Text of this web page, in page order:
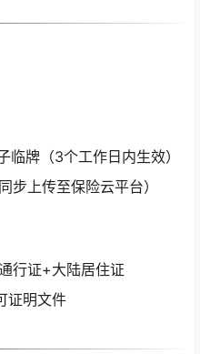
临牌（3个工作日内生效）
步上传至保险云平台）
行证+大陆居住证
证明文件